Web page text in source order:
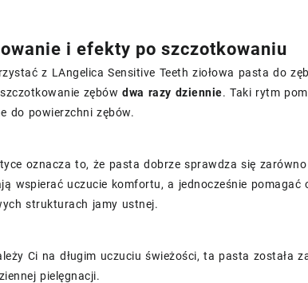
i efekty po szczotkowaniu
z LAngelica Sensitive Teeth ziołowa pasta do
zębówdwa razy dziennie. Taki rytm
do powierzchni zębów.
oznacza to, że pasta dobrze sprawdza się
wspierać uczucie komfortu, a jednocześnie
strukturach jamy ustnej.
Ci na długim uczuciu świeżości, ta pasta została
pielęgnacji.